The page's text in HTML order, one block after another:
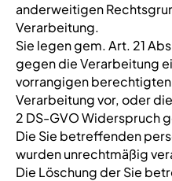
anderweitigen
Verarbeitung.
Sie legen gem. Art. 21
gegen die Verarbeitung
vorrangigen
Verarbeitung vor, oder
2 DS-GVO Widerspruch
Die Sie betreffenden
wurden unrechtmäßig
Die Löschung der Sie